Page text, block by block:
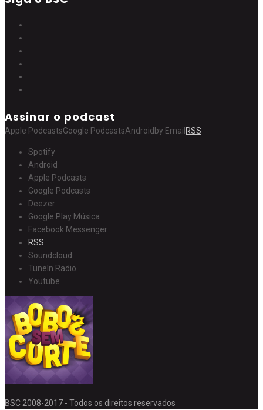
Assinar o podcast
Apple PodcastsGoogle PodcastsAndroid by Email RSS
Spotify
Android
Apple Podcasts
Google Podcasts
Deezer
Google Play Música
Facebook Messenger
RSS
Soundcloud
TuneIn Radio
Youtube
BSC 2008-2017 - Todos os direitos reservados